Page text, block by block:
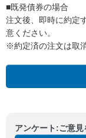
■既発債券の場合
注文後、即時に約定
意ください。
※約定済の注文は取
アンケート:ご意